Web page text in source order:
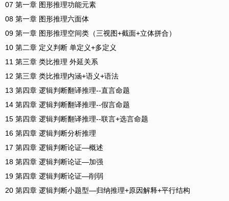
07 第一章 图形推理功能元素
08 第一章 图形推理六面体
09 第一章 图形推理空间类（三视图+截面+立体拼合）
10 第二章 定义判断 单定义+多定义
11 第三章 类比推理 外延关系
12 第三章 类比推理内涵+语义+语法
13 第四章 逻辑判断翻译推理--直言命题
14 第四章 逻辑判断翻译推理--假言命题
15 第四章 逻辑判断翻译推理--联言+选言命题
16 第四章 逻辑判断分析推理
17 第四章 逻辑判断论证—概述
18 第四章 逻辑判断论证—加强
19 第四章 逻辑判断论证—削弱
20 第四章 逻辑判断小题型—归纳推理+原因解释+平行结构